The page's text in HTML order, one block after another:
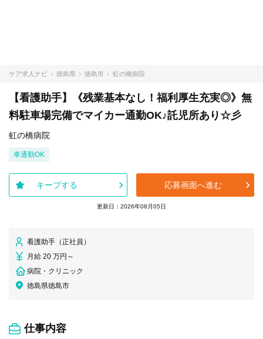
ケア求人ナビ 徳島県 徳島市 虹の橋病院
【看護助手】《残業基本なし！福利厚生充実◎》無
料駐車場完備でマイカー通勤OK♪託児所あり☆彡
虹の橋病院
車通勤OK
キープする 応募画面へ進む
更新日：2026年08月05日
看護助手（正社員）
月給 20 万円～
病院・クリニック
徳島県徳島市
仕事内容